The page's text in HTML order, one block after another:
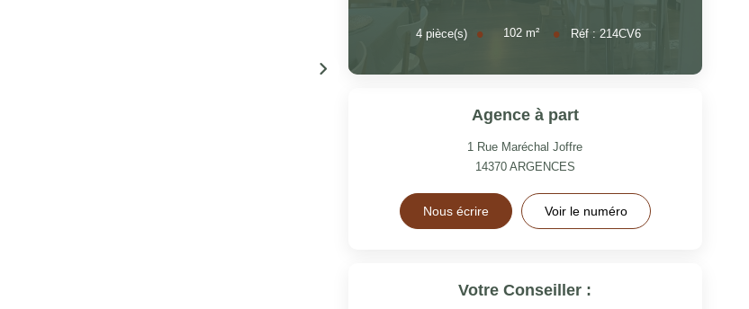
4pièce(s) 102 m² Réf :214CV6
Agence à part
1 Rue Maréchal Joffre
14370 ARGENCES
Nous écrire Voir le numéro
Votre Conseiller :